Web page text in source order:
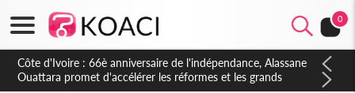
0
Côte d'Ivoire : À Abidjan, Amadou Oury Bah admire le modèle
ivoirien et veut s'en inspirer pour accélérer le développement